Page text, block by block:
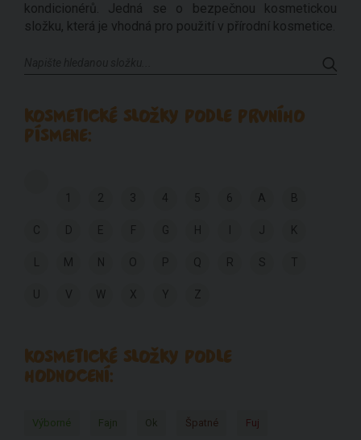
kondicionérů. Jedná se o bezpečnou kosmetickou
složku, která je vhodná pro použití v přírodní kosmetice.
KOSMETICKÉ SLOŽKY PODLE PRVNÍHO
PÍSMENE:
1 2 3 4 5 6 A B
C D E F G H J K
M N O P Q R S T
V W X Y Z
KOSMETICKÉ SLOŽKY PODLE
HODNOCENÍ:
Výborné Fajn Ok Špatné Fuj